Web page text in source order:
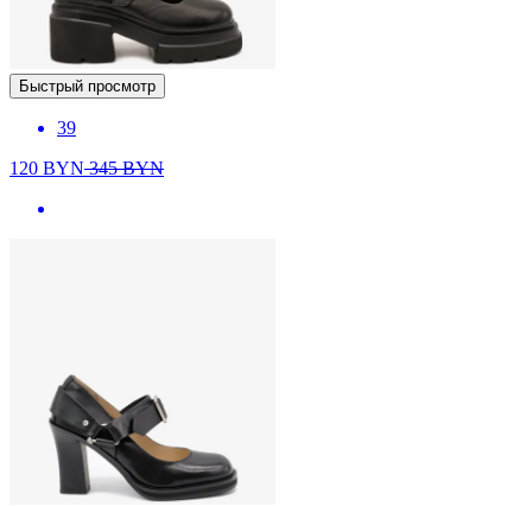
Быстрый просмотр
39
120 BYN345BYN